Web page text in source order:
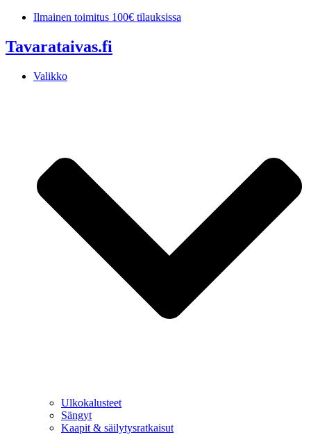
Mene
Ilmainen toimitus 100€ tilauksissa
Tavarataivas.fi
Valikko
Ulkokalusteet
Sängyt
Kaapit & säilytysratkaisut